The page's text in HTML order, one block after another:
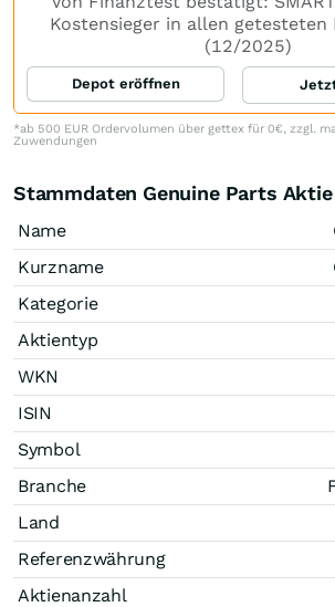
Kostensieger in allen getesteten
(12/2025)
Depot eröffnen
*ab 500 EUR Ordervolumen über gettex für 0€, zzgl.
Zuwendungen
Stammdaten Genuine Parts Aktie
Name
Kurzname
Kategorie
Aktientyp
WKN
ISIN
Symbol
Branche
Land
Referenzwährung
Aktienanzahl